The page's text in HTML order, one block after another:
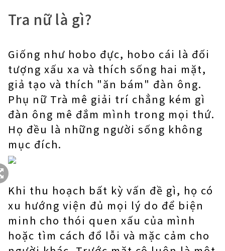
Tra nữ là gì?
Giống như hobo đực, hobo cái là đối
tượng xấu xa và thích sống hai mặt,
giả tạo và thích "ăn bám" đàn ông.
Phụ nữ Trà mê giải trí chẳng kém gì
đàn ông mê đắm mình trong mọi thứ.
Họ đều là những người sống không
mục đích.
Khi thu hoạch bất kỳ vấn đề gì, họ có
xu hướng viện đủ mọi lý do để biện
minh cho thói quen xấu của mình
hoặc tìm cách đổ lỗi và mặc cảm cho